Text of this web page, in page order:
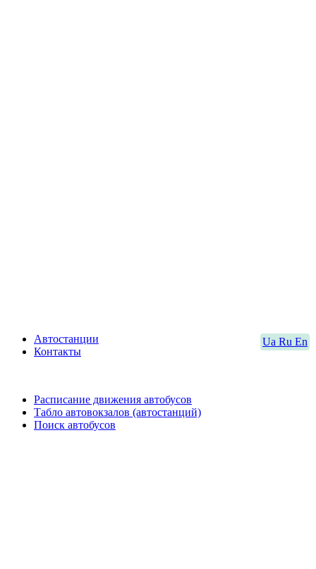
Ua Ru En
Автостанции
Контакты
Расписание движения автобусов
Табло автовокзалов (автостанций)
Поиск автобусов